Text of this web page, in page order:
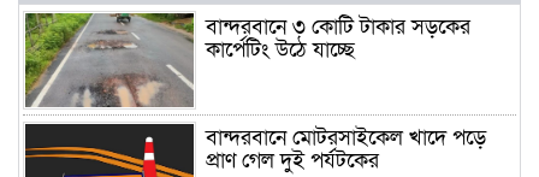
বান্দরবানে ৩ কোটি টাকার সড়কের
কার্পেটিং উঠে যাচ্ছে
বান্দরবানে মোটরসাইকেল খাদে পড়ে
প্রাণ গেল দুই পর্যটকের